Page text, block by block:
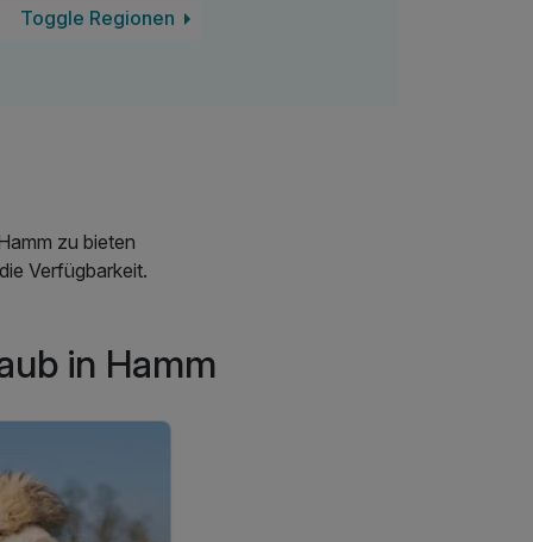
Toggle Regionen
zu bieten
Verfügbarkeit.
in Hamm